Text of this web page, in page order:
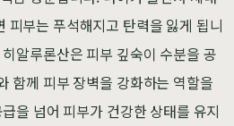
피부는 푸석해지고 탄력을 잃게 됩니
알루론산은 피부 깊숙이 수분을 공
함께 피부 장벽을 강화하는 역할을
을 넘어 피부가 건강한 상태를 유지